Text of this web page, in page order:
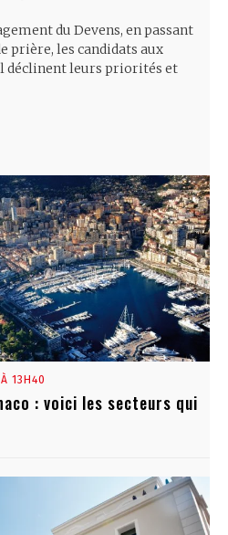
du Devens, en passant
prière, les candidats aux
déclinent leurs priorités et
13H40
: voici les secteurs qui